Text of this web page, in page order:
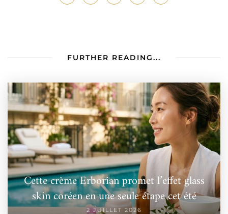
FURTHER READING...
Cette crème Erborian promet l’effet glass
skin coréen en une seule étape cet été
2 JUILLET 2026